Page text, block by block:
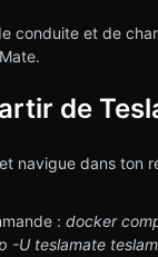
Contact
conduite et de
de
navigue dans ton
: docker
-U teslamate